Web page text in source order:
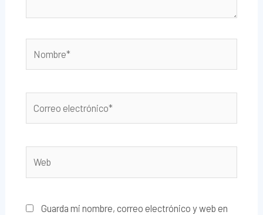
electrónico*
Guarda mi nombre, correo electrónico y web en